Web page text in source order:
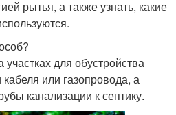
рытья, а также узнать, какие
для обустройства
или газопровода, а
канализации к септику.